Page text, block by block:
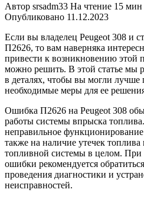
Автор srsadm33 На чтение 15 мин
Опубликовано 11.12.2023
Если вы владелец Peugeot 308 и
П2626, то вам наверняка
привести к возникновению этой
можно решить. В этой статье мы
в деталях, чтобы вы могли лучше
необходимые меры для ее
Ошибка П2626 на Peugeot 308
работы системы впрыска
неправильное
также на наличие утечек
топливной системы в целом. При
ошибки рекомендуется
проведения диагностики и
неисправностей.